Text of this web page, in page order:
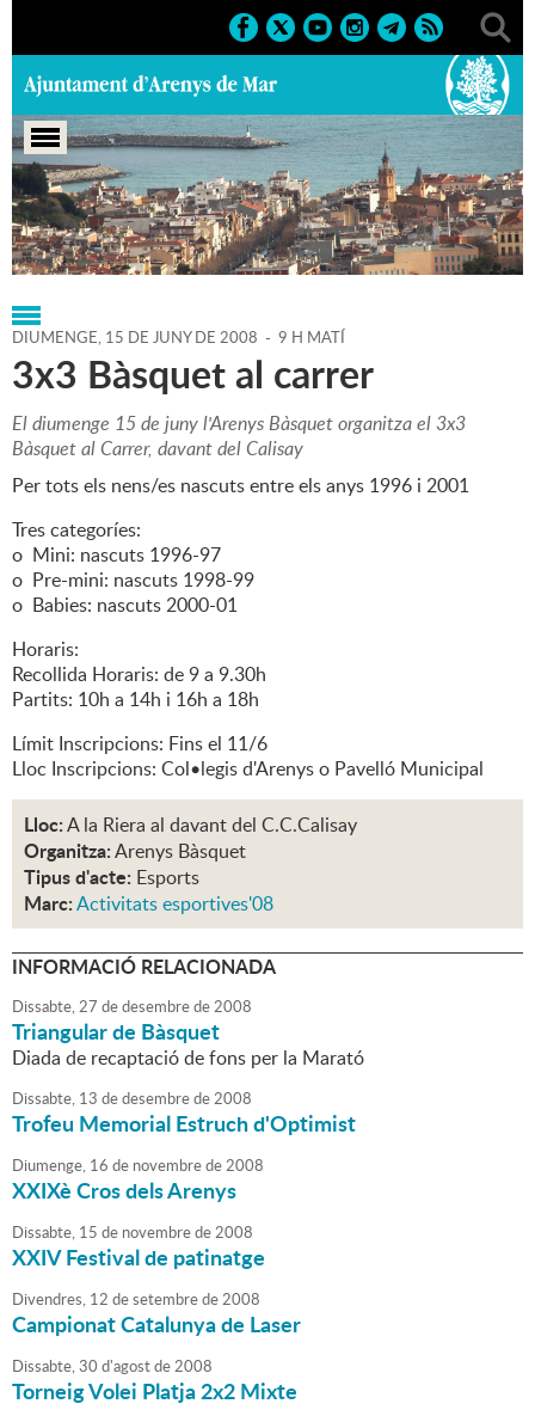
Portada > Regidories > Esports > Agenda > 15-06-2008
DIUMENGE, 15 DE JUNY DE 2008 - 9 H MATÍ
3x3 Bàsquet al carrer
El diumenge 15 de juny l'Arenys Bàsquet organitza el 3x3
Bàsquet al Carrer, davant del Calisay
Per tots els nens/es nascuts entre els anys 1996 i 2001
Tres categoríes:
o Mini: nascuts 1996-97
o Pre-mini: nascuts 1998-99
o Babies: nascuts 2000-01
Horaris:
Recollida Horaris: de 9 a 9.30h
Partits: 10h a 14h i 16h a 18h
Límit Inscripcions: Fins el 11/6
Lloc Inscripcions: Col•legis d'Arenys o Pavelló Municipal
Lloc:A la Riera al davant del C.C.Calisay
Organitza:Arenys Bàsquet
Tipus d'acte: Esports
Marc:Activitats esportives'08
INFORMACIÓ RELACIONADA
Dissabte,27 dedesembrede2008
Triangular de Bàsquet
Diada de recaptació de fons per la Marató
Dissabte, 13 dedesembrede2008
Trofeu Memorial Estruch d'Optimist
Diumenge, 16 de novembrede2008
XXIXè Cros dels Arenys
Dissabte, 15 de novembrede2008
XXIV Festival de patinatge
Divendres, 12 desetembrede2008
Campionat Catalunya de Laser
Dissabte,30 d'agostde2008
Torneig Volei Platja 2x2 Mixte